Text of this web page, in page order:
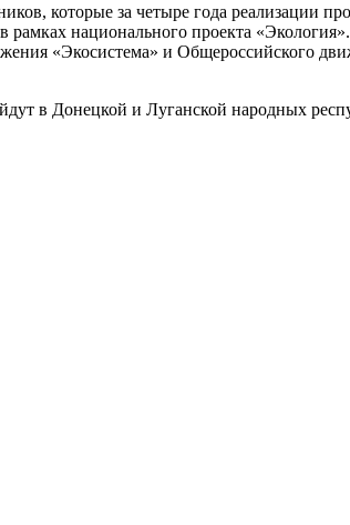
которые за четыре года реализации
национального проекта
«Экосистема» и Общероссийского
в Донецкой и Луганской народных